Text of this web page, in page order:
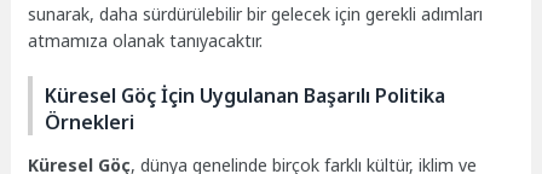
sunarak, daha sürdürülebilir bir gelecek için gerekli adımları
atmamıza olanak tanıyacaktır.
Küresel Göç İçin Uygulanan Başarılı Politika
Örnekleri
Küresel Göç, dünya genelinde birçok farklı kültür, iklim ve